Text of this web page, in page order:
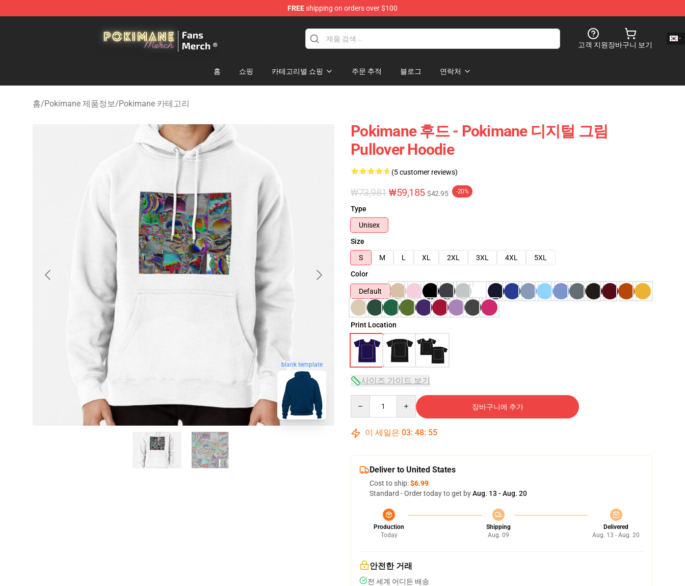
FREEshipping on orders over $100
고객 지원장바구니 보기
홈 쇼핑 카테고리별 쇼핑 주문 추적 블로그 연락처
홈/Pokimane 제품정보/Pokimane 카테고리
blank template
Pokimane 후드 - Pokimane 디지털 그림
Pullover Hoodie
(5 customer reviews)
₩73,981 ₩59,185 $42.95 -20%
Type
Unisex
Size
S
M L XL 2XL 3XL 4XL
5XL
Color
Default
Print Location
사이즈 가이드 보기
장바구니에 추가
이 세일은 03: 48: 54
Deliver to United States
Cost to ship:$6.99
Standard - Order today to get byAug. 13 - Aug. 20
Production
Today
Shipping
Aug. 09
Delivered
Aug. 13 - Aug. 20
안전한 거래
전 세계 어디든 배송